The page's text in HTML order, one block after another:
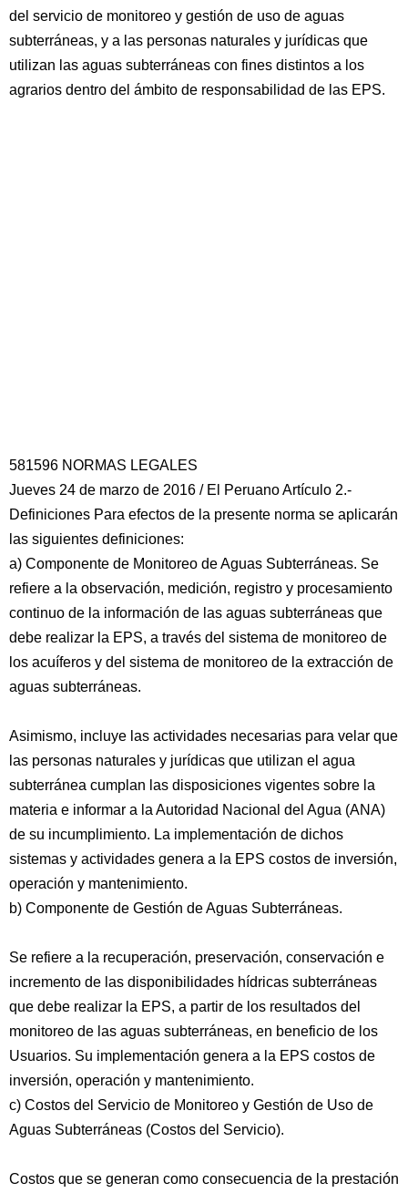
del servicio de monitoreo y gestión de uso de aguas
subterráneas, y a las personas naturales y jurídicas que
utilizan las aguas subterráneas con fines distintos a los
agrarios dentro del ámbito de responsabilidad de las EPS.
581596 NORMAS LEGALES
Jueves 24 de marzo de 2016 / El Peruano Artículo 2.-
Definiciones Para efectos de la presente norma se aplicarán
las siguientes definiciones:
a) Componente de Monitoreo de Aguas Subterráneas. Se
refiere a la observación, medición, registro y procesamiento
continuo de la información de las aguas subterráneas que
debe realizar la EPS, a través del sistema de monitoreo de
los acuíferos y del sistema de monitoreo de la extracción de
aguas subterráneas.
Asimismo, incluye las actividades necesarias para velar que
las personas naturales y jurídicas que utilizan el agua
subterránea cumplan las disposiciones vigentes sobre la
materia e informar a la Autoridad Nacional del Agua (ANA)
de su incumplimiento. La implementación de dichos
sistemas y actividades genera a la EPS costos de inversión,
operación y mantenimiento.
b) Componente de Gestión de Aguas Subterráneas.
Se refiere a la recuperación, preservación, conservación e
incremento de las disponibilidades hídricas subterráneas
que debe realizar la EPS, a partir de los resultados del
monitoreo de las aguas subterráneas, en beneficio de los
Usuarios. Su implementación genera a la EPS costos de
inversión, operación y mantenimiento.
c) Costos del Servicio de Monitoreo y Gestión de Uso de
Aguas Subterráneas (Costos del Servicio).
Costos que se generan como consecuencia de la prestación